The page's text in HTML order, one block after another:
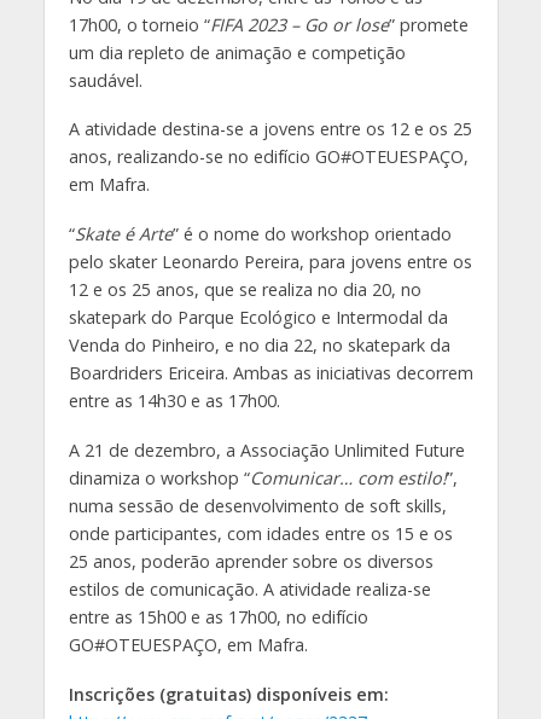
17h00, o torneio “FIFA 2023 – Go or lose” promete
um dia repleto de animação e competição
saudável.
A atividade destina-se a jovens entre os 12 e os 25
anos, realizando-se no edifício GO#OTEUESPAÇO,
em Mafra.
“Skate é Arte” é o nome do workshop orientado
pelo skater Leonardo Pereira, para jovens entre os
12 e os 25 anos, que se realiza no dia 20, no
skatepark do Parque Ecológico e Intermodal da
Venda do Pinheiro, e no dia 22, no skatepark da
Boardriders Ericeira. Ambas as iniciativas decorrem
entre as 14h30 e as 17h00.
A 21 de dezembro, a Associação Unlimited Future
dinamiza o workshop “Comunicar… com estilo!”,
numa sessão de desenvolvimento de soft skills,
onde participantes, com idades entre os 15 e os
25 anos, poderão aprender sobre os diversos
estilos de comunicação. A atividade realiza-se
entre as 15h00 e as 17h00, no edifício
GO#OTEUESPAÇO, em Mafra.
Inscrições (gratuitas) disponíveis em: